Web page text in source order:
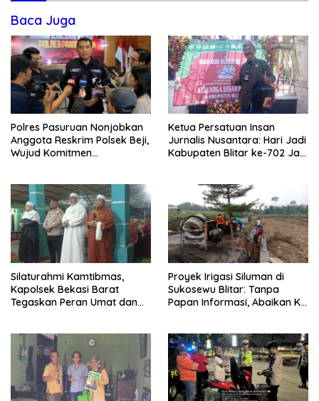
Baca Juga
Polres Pasuruan Nonjobkan
Anggota Reskrim Polsek Beji,
Wujud Komitmen
Ketua Persatuan Insan
Jurnalis Nusantara: Hari Jadi
Kabupaten Blitar ke-702 Jadi
Silaturahmi Kamtibmas,
Kapolsek Bekasi Barat
Tegaskan Peran Umat dan
Proyek Irigasi Siluman di
Sukosewu Blitar: Tanpa
Papan Informasi, Abaikan K3,